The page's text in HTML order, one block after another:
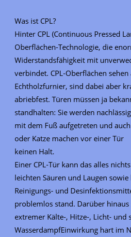
Was ist CPL?
Hinter CPL (Continuous Pressed
Oberflächen-Technologie, die
Widerstandsfähigkeit mit
verbindet. CPL-Oberflächen sehen
Echtholzfurnier, sind dabei aber
abriebfest. Türen müssen ja
standhalten: Sie werden
mit dem Fuß aufgetreten und
oder Katze machen vor einer Tür
keinen Halt.
Einer CPL-Tür kann das alles
leichten Säuren und Laugen
Reinigungs- und
problemlos stand. Darüber hinaus
extremer Kälte-, Hitze-, Licht- und
WasserdampfEinwirkung hart im